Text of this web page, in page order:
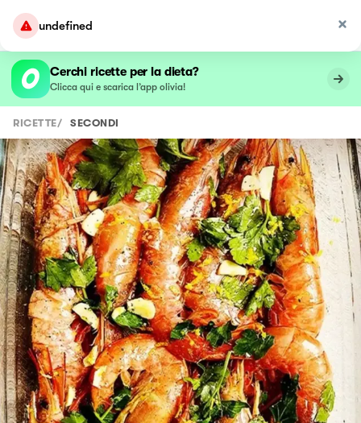
undefined
Cerchi ricette per la dieta?
Clicca qui e scarica l’app olivia!
RICETTE/ SECONDI